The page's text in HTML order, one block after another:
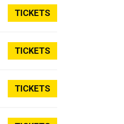
TICKETS
TICKETS
TICKETS